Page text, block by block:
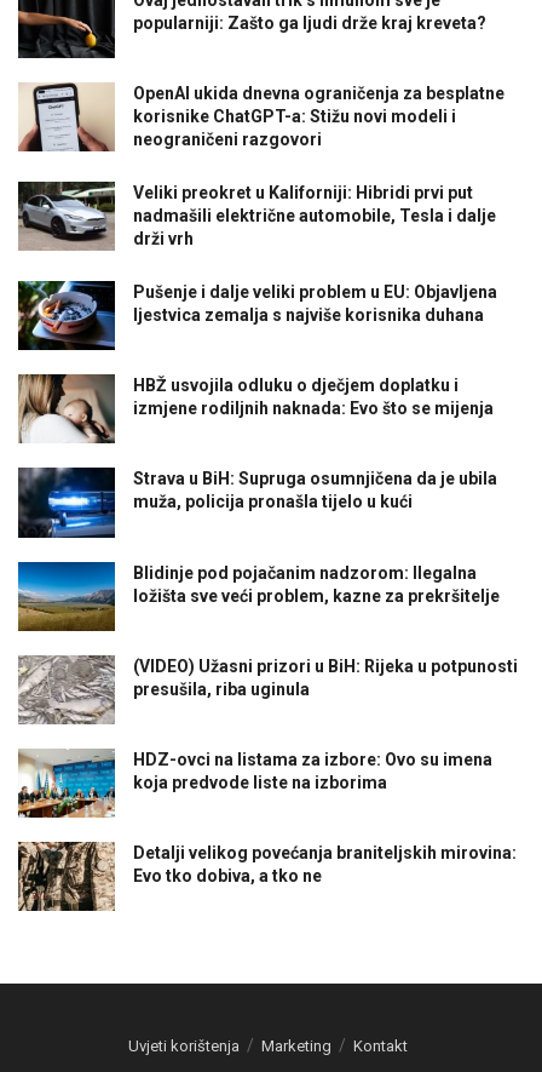
popularniji: Zašto ga ljudi drže kraj kreveta?
OpenAI ukida dnevna ograničenja za besplatne
korisnike ChatGPT-a: Stižu novi modeli i
neograničeni razgovori
Veliki preokret u Kaliforniji: Hibridi prvi put
nadmašili električne automobile, Tesla i dalje
drži vrh
Pušenje i dalje veliki problem u EU: Objavljena
ljestvica zemalja s najviše korisnika duhana
HBŽ usvojila odluku o dječjem doplatku i
izmjene rodiljnih naknada: Evo što se mijenja
Strava u BiH: Supruga osumnjičena da je ubila
muža, policija pronašla tijelo u kući
Blidinje pod pojačanim nadzorom: Ilegalna
ložišta sve veći problem, kazne za prekršitelje
(VIDEO) Užasni prizori u BiH: Rijeka u potpunosti
presušila, riba uginula
HDZ-ovci na listama za izbore: Ovo su imena
koja predvode liste na izborima
Detalji velikog povećanja braniteljskih mirovina:
Evo tko dobiva, a tko ne
Uvjeti korištenja Marketing Kontakt